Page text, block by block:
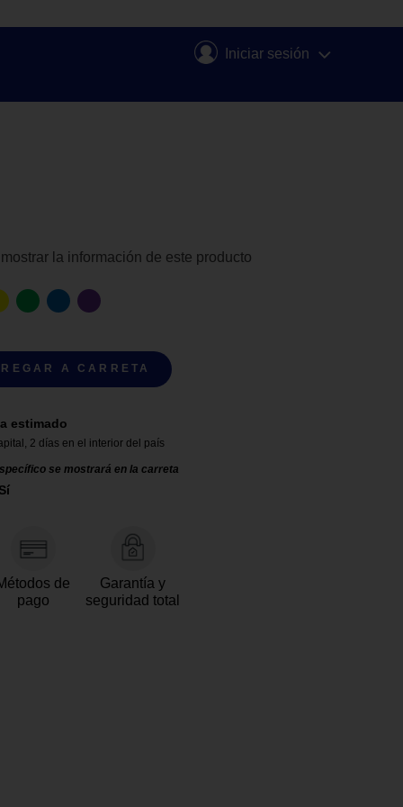
Iniciar sesión
la información de este producto
A CARRETA
estimado
, 2 días en el interior del país
se mostrará en la carreta
de
pago
Garantía y
seguridad total